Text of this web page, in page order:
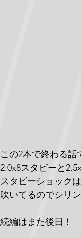
この2本で終わる話
2.0x8スタビーと
スタビーショック
吹いてるのでシリ
続編はまた後日！